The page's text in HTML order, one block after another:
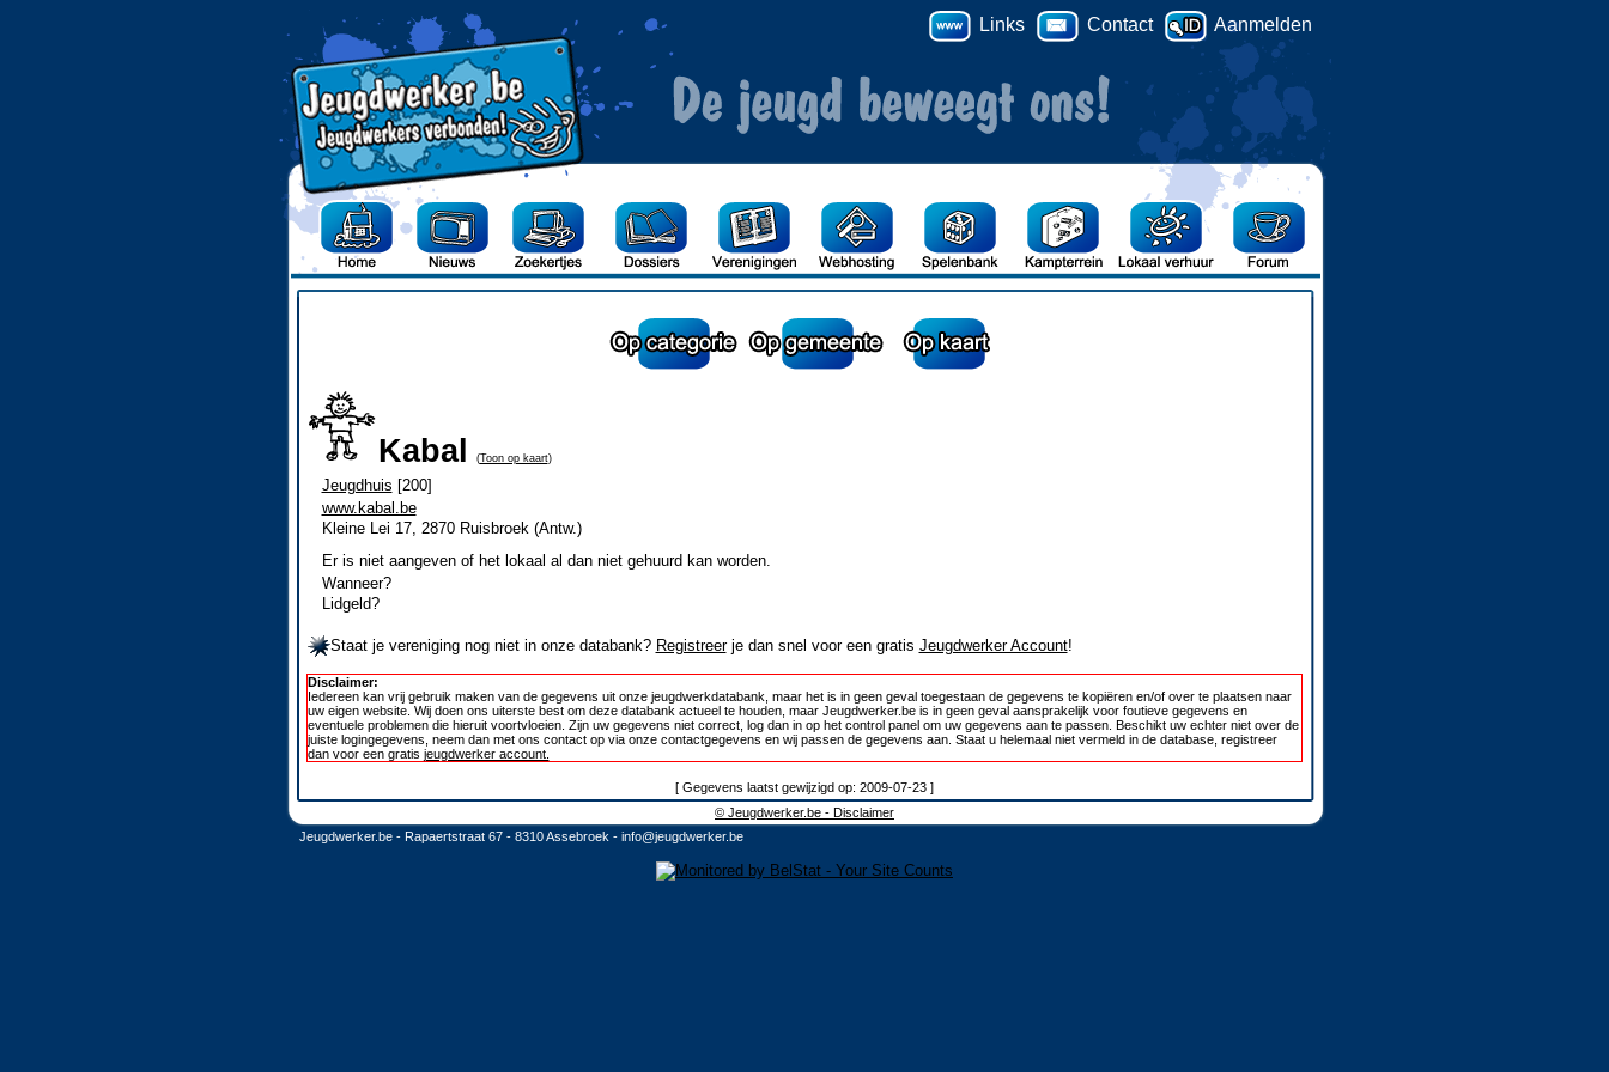
Links Contact Aanmelden
Kabal (Toon op kaart)
Jeugdhuis [200]
www.kabal.be
Kleine Lei 17, 2870 Ruisbroek (Antw.)
Er is niet aangeven of het lokaal al dan niet gehuurd kan worden.
Wanneer?
Lidgeld?
Staat je vereniging nog niet in onze databank? Registreerje dan snel voor een gratis Jeugdwerker Account!
Disclaimer:
Iedereen kan vrij gebruik maken van de gegevens uit onze jeugdwerkdatabank, maar het is in geen geval toegestaan de gegevens te kopiëren en/of over te plaatsen naar
uw eigen website. Wij doen ons uiterste best om deze databank actueel te houden, maar Jeugdwerker.be is in geen geval aansprakelijk voor foutieve gegevens en
eventuele problemen die hieruit voortvloeien. Zijn uw gegevens niet correct, log dan in op het control panel om uw gegevens aan te passen. Beschikt uw echter niet over de
juiste logingegevens, neem dan met ons contact op via onze contactgegevens en wij passen de gegevens aan. Staat u helemaal niet vermeld in de database, registreer
dan voor een gratis jeugdwerker account.
[ Gegevens laatst gewijzigd op: 2009-07-23 ]
© Jeugdwerker.be - Disclaimer
Jeugdwerker.be - Rapaertstraat 67 - 8310 Assebroek - info@jeugdwerker.be